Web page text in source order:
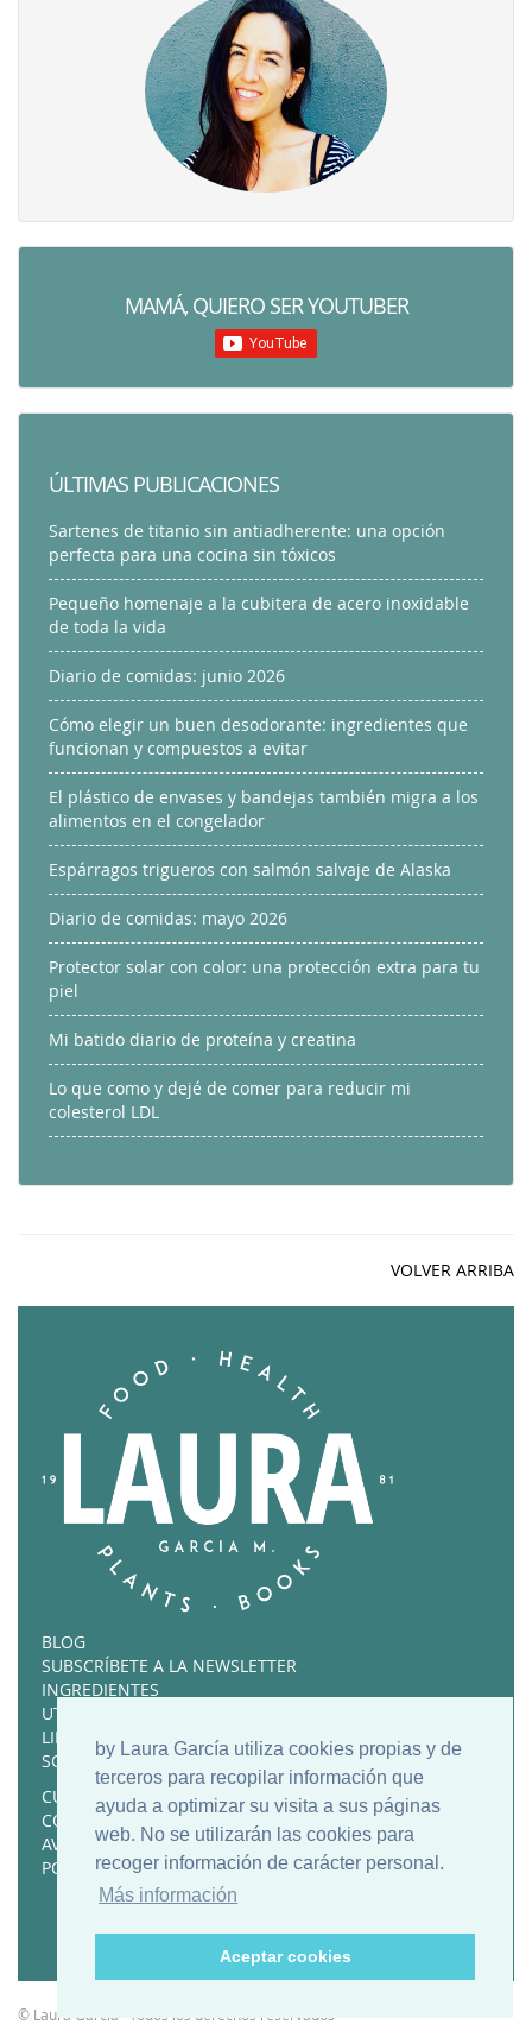
by Laura García utiliza cookies propias y de
terceros para recopilar información que
ayuda a optimizar su visita a sus páginas
web. No se utilizarán las cookies para
recoger información de carácter personal.
Más información
Aceptar cookies
MAMÁ, QUIERO SER YOUTUBER
ÚLTIMAS PUBLICACIONES
Sartenes de titanio sin antiadherente: una opción
perfecta para una cocina sin tóxicos
Pequeño homenaje a la cubitera de acero inoxidable
de toda la vida
Diario de comidas: junio 2026
Cómo elegir un buen desodorante: ingredientes que
funcionan y compuestos a evitar
El plástico de envases y bandejas también migra a los
alimentos en el congelador
Espárragos trigueros con salmón salvaje de Alaska
Diario de comidas: mayo 2026
Protector solar con color: una protección extra para tu
piel
Mi batido diario de proteína y creatina
Lo que como y dejé de comer para reducir mi
colesterol LDL
VOLVER ARRIBA
BLOG
SUBSCRÍBETE A LA NEWSLETTER
INGREDIENTES
UTENSILIOS FAVORITOS
LIBROS RECOMENDADOS
SOBRE MÍ
CURSOS Y RECETARIOS
CONTACTO
AVISO LEGAL
POLÍTICA DE COOKIES
© Laura García · Todos los derechos reservados